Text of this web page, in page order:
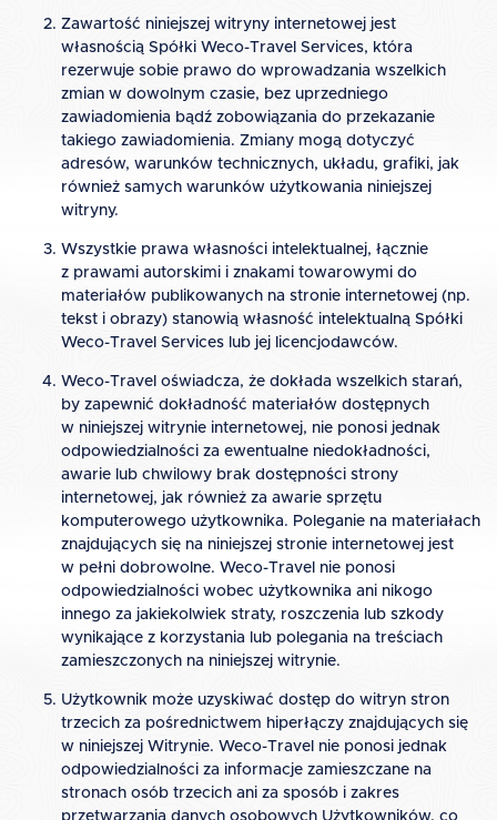
Zawartość niniejszej witryny internetowej jest
własnością Spółki Weco-Travel Services, która
rezerwuje sobie prawo do wprowadzania wszelkich
zmian w dowolnym czasie, bez uprzedniego
zawiadomienia bądź zobowiązania do przekazanie
takiego zawiadomienia. Zmiany mogą dotyczyć
adresów, warunków technicznych, układu, grafiki, jak
również samych warunków użytkowania niniejszej
witryny.
Wszystkie prawa własności intelektualnej, łącznie
z prawami autorskimi i znakami towarowymi do
materiałów publikowanych na stronie internetowej (np.
tekst i obrazy) stanowią własność intelektualną Spółki
Weco-Travel Services lub jej licencjodawców.
Weco-Travel oświadcza, że dokłada wszelkich starań,
by zapewnić dokładność materiałów dostępnych
w niniejszej witrynie internetowej, nie ponosi jednak
odpowiedzialności za ewentualne niedokładności,
awarie lub chwilowy brak dostępności strony
internetowej, jak również za awarie sprzętu
komputerowego użytkownika. Poleganie na materiałach
znajdujących się na niniejszej stronie internetowej jest
w pełni dobrowolne. Weco-Travel nie ponosi
odpowiedzialności wobec użytkownika ani nikogo
innego za jakiekolwiek straty, roszczenia lub szkody
wynikające z korzystania lub polegania na treściach
zamieszczonych na niniejszej witrynie.
Użytkownik może uzyskiwać dostęp do witryn stron
trzecich za pośrednictwem hiperłączy znajdujących się
w niniejszej Witrynie. Weco-Travel nie ponosi jednak
odpowiedzialności za informacje zamieszczane na
stronach osób trzecich ani za sposób i zakres
przetwarzania danych osobowych Użytkowników, co